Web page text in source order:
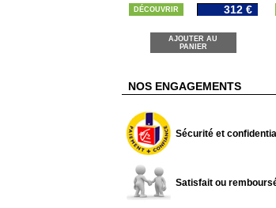
DÉCOUVRIR 312 €
AJOUTER AU
PANIER
NOS ENGAGEMENTS
Sécurité et
Satisfait ou